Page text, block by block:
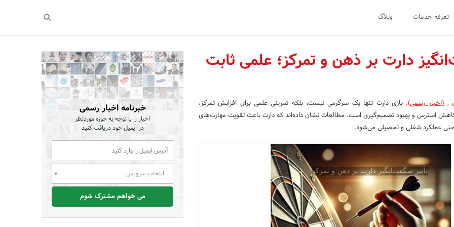
تعرفه خدمات وبلاگ
دارت بر ذهن و تمرکز؛ علمی ثابت
,(اخبار رسمی):بازی دارت تنها یک سرگرمی نیست، بلکه تمرینی علمی برای افزایش تمرکز،
استرس و بهبود تصمیم‌گیری است. مطالعات نشان داده‌اند که دارت باعث تقویت مهارت‌های
عملکرد شغلی و تحصیلی می‌شود.
خبرنامه اخبار رسمی
اخبار را با توجه به حوزه موردنظر
در ایمیل خود دریافت کنید
انتخاب سرویس
می خواهم مشترک شوم